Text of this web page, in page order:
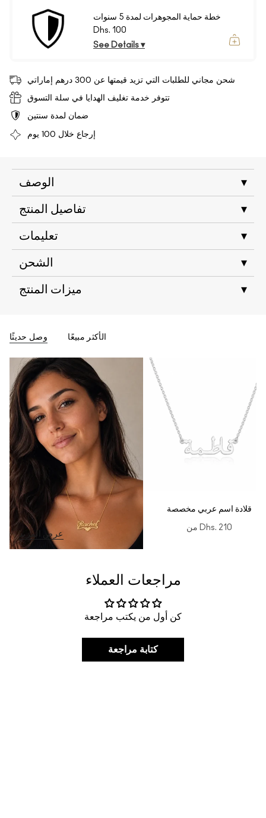
خطة حماية المجوهرات لمدة 5 سنوات
Dhs. 100
See Details ▾
شحن مجاني للطلبات التي تزيد قيمتها عن 300 درهم إماراتي
تتوفر خدمة تغليف الهدايا في سلة التسوق
ضمان لمدة سنتين
إرجاع خلال 100 يوم
الوصف ▾
تفاصيل المنتج ▾
تعليمات ▾
الشحن ▾
ميزات المنتج ▾
وصل حديثًا الأكثر مبيعًا
عرض المزيد
قلادة اسم عربي مخصصة
من Dhs. 210
مراجعات العملاء
كن أول من يكتب مراجعة
كتابة مراجعة